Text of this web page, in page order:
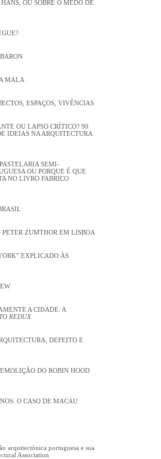
OU SOBRE O MEDO DE
MALA
ESPAÇOS, VIVÊNCIAS
OU LAPSO CRÍTICO? 90
IDEIAS NA ARQUITECTURA
SEMI-
OU PORQUE É QUE
NO LIVRO FABRICO
PETER ZUMTHOR EM LISBOA
EXPLICADO ÀS
A CIDADE: A
REDUX
DEFEITO E
DO ROBIN HOOD
O CASO DE MACAU
arquitectónica portuguesa e sua
Association